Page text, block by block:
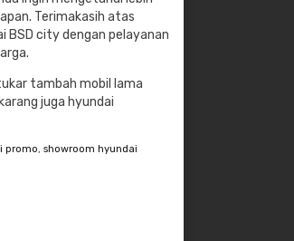
Terimakasih atas
BSD city dengan pelayanan
tambah mobil lama
juga hyundai
promo, showroom hyundai